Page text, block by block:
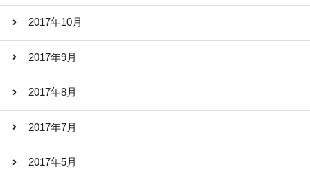
2017年10月
2017年9月
2017年8月
2017年7月
2017年5月